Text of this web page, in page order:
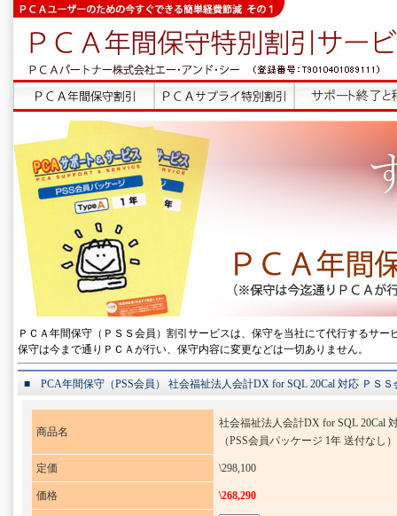
ＰＣＡ年間保守（ＰＳＳ会員）割引サービスは、保守を当社にて代行するサー
保守は今まで通りＰＣＡが行い、保守内容に変更などは一切ありません。
■ PCA年間保守（PSS会員） 社会福祉法人会計DX for SQL 20Cal 対応 ＰＳ
商品名
社会福祉法人会計DX for SQL 20Cal
（PSS会員パッケージ 1年 送付なし）
定価 \298,100
価格 \268,290